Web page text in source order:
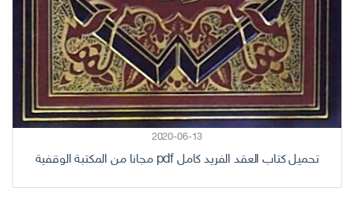
2020-06-13
تحميل كتاب العقد الفريد كامل pdf مجانا من المكتبة الوقفية